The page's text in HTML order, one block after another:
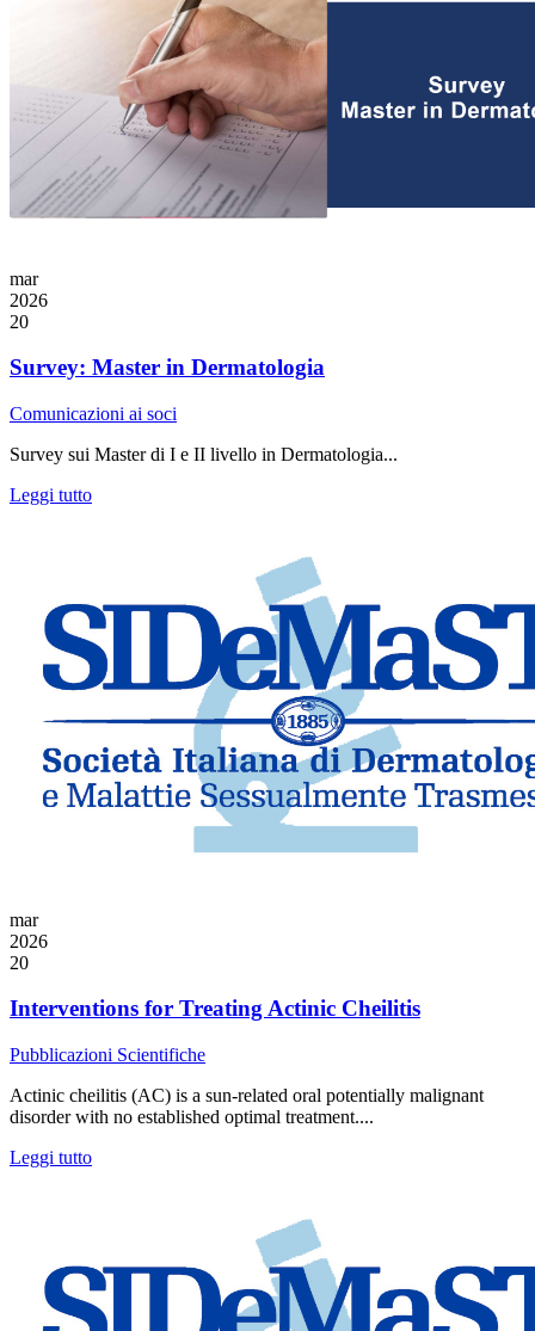
mar
2026
20
Survey: Master in Dermatologia
Comunicazioni ai soci
Survey sui Master di I e II livello in Dermatologia...
Leggi tutto
mar
2026
20
Interventions for Treating Actinic Cheilitis
Pubblicazioni Scientifiche
Actinic cheilitis (AC) is a sun-related oral potentially malignant
disorder with no established optimal treatment....
Leggi tutto